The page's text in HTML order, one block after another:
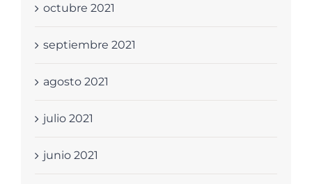
octubre 2021
septiembre 2021
agosto 2021
julio 2021
junio 2021